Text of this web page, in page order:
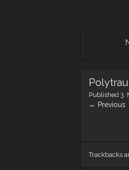
Published 3.
← Previous
Trackbacks